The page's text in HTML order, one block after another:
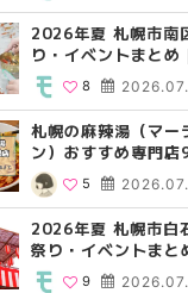
2026年夏 札幌市南
り・イベントまとめ
MouLa HOKKAIDO
8
札幌の麻辣湯（マー
ン）おすすめ専門店
場の量り売りから最
徹底比較 | MouLa
HOKKAIDO
5
2026年夏 札幌市白
祭り・イベントまと
MouLa HOKKAIDO
9
2026
り・
2026
祭り
2026
祭り
2026
り・
2026
祭り
2026
祭り